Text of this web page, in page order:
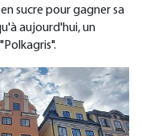
sucre pour gagner sa
aujourd'hui, un